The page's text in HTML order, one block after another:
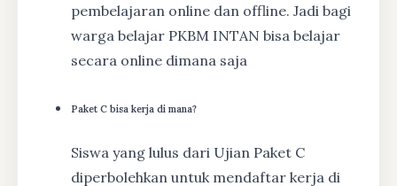
pembelajaran online dan offline. Jadi bagi
warga belajar PKBM INTAN bisa belajar
secara online dimana saja
Paket C bisa kerja di mana?
Siswa yang lulus dari Ujian Paket C
diperbolehkan untuk mendaftar kerja di